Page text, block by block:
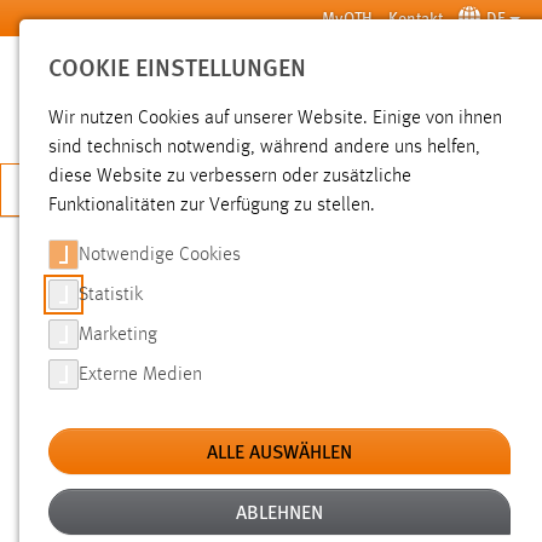
Zum Hauptinhalt springen MyOTH Kontakt DE
SUCHE
JETZT BEWERBEN
SUCHE
FILTER
Typ
Erstellungsdatum
COOKIE EINSTELLUNGEN
Wir nutzen Cookies auf unserer Website. Einige von ihnen
sind technisch notwendig, während andere uns helfen,
diese Website zu verbessern oder zusätzliche
Funktionalitäten zur Verfügung zu stellen.
Notwendige Cookies
Statistik
Marketing
Externe Medien
ALLE AUSWÄHLEN
ABLEHNEN